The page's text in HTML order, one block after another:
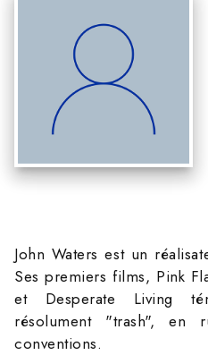
John Waters est un
Ses premiers films, Pink
et Desperate Living
résolument "trash", en
conventions.